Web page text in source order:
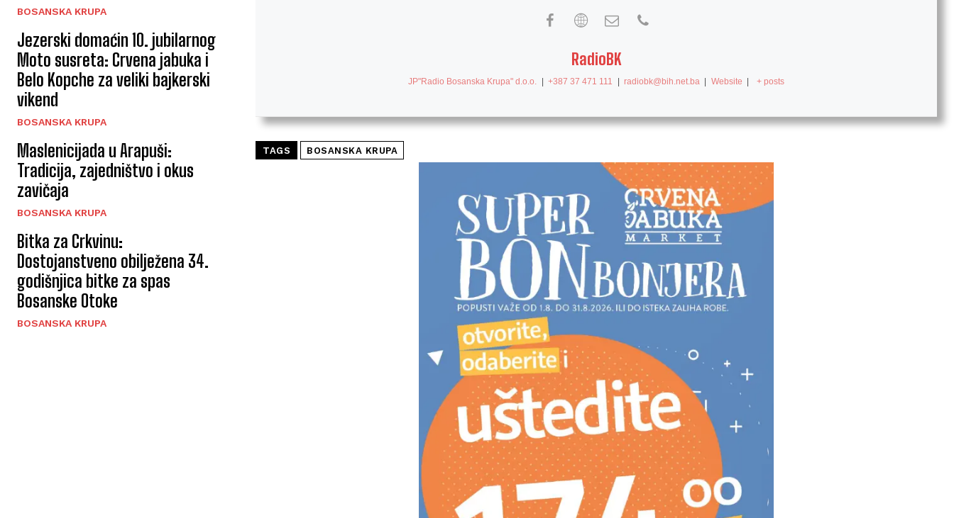
BOSANSKA KRUPA
Jezerski domaćin 10. jubilarnog
Moto susreta: Crvena jabuka i
Belo Kopche za veliki bajkerski
vikend
BOSANSKA KRUPA
Maslenicijada u Arapuši:
Tradicija, zajedništvo i okus
zavičaja
BOSANSKA KRUPA
Bitka za Crkvinu:
Dostojanstveno obilježena 34.
godišnjica bitke za spas
Bosanske Otoke
BOSANSKA KRUPA
RadioBK
JP"Radio Bosanska Krupa" d.o.o. | +387 37 471 111 | radiobk@bih.net.ba | Website | + posts
TAGS BOSANSKA KRUPA